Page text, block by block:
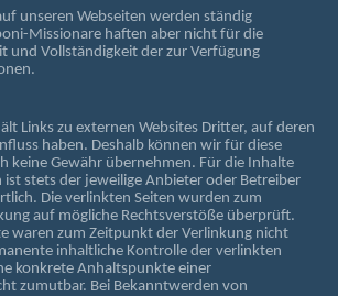
unseren Webseiten werden ständig
Missionare haften aber nicht für die
und Vollständigkeit der zur Verfügung
Links zu externen Websites Dritter, auf deren
haben. Deshalb können wir für diese
keine Gewähr übernehmen. Für die Inhalte
ist stets der jeweilige Anbieter oder Betreiber
Die verlinkten Seiten wurden zum
auf mögliche Rechtsverstöße überprüft.
waren zum Zeitpunkt der Verlinkung nicht
inhaltliche Kontrolle der verlinkten
konkrete Anhaltspunkte einer
zumutbar. Bei Bekanntwerden von